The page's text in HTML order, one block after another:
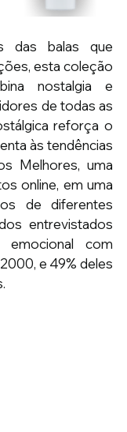
das balas que
esta coleção
nostalgia e
de todas as
reforça o
às tendências
Melhores, uma
online, em uma
de diferentes
entrevistados
emocional com
e 49% deles